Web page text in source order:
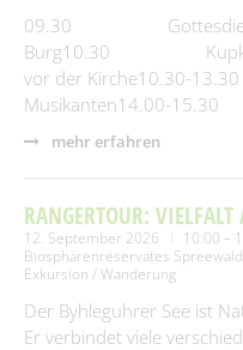
09.30 Gottesdienst
Burg10.30 Kupka
vor der Kirche10.30-
Musikanten14.00-
mehr erfahren
RANGERTOUR:
12. September 2026 10:00 –
Biosphärenreservates
Exkursion / Wanderung
Der Byhleguhrer See ist
Er verbindet viele